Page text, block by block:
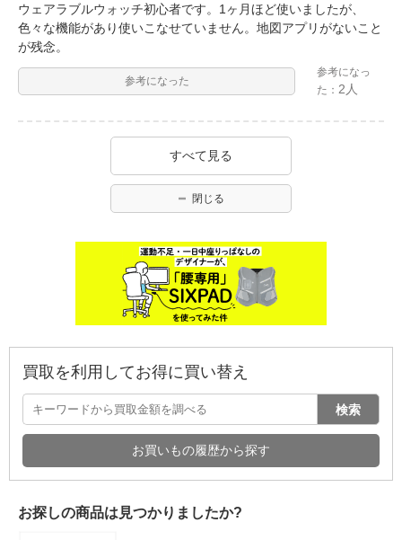
ウェアラブルウォッチ初心者です。1ヶ月ほど使いましたが、
色々な機能があり使いこなせていません。地図アプリがないこと
が残念。
参考になった
参考になっ
た：2人
すべて見る
閉じる
買取を利用してお得に買い替え
検索
お買いもの履歴から探す
お探しの商品は見つかりましたか?